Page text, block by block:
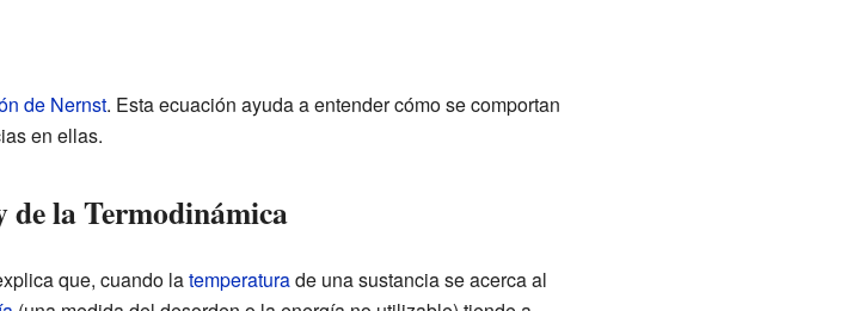
de Nernst. Esta ecuación ayuda a entender cómo se comportan
en ellas.
de la Termodinámica
que, cuando latemperaturade una sustancia se acerca al